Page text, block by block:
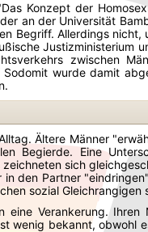
Konzept der
an der Universität
Begriff. Allerdings
Justizministerium
zwischen
wurde damit
Ältere Männer
Begierde. Eine
sich
den Partner
sozial
eine Verankerung.
wenig bekannt, obwohl